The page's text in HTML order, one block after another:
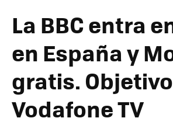
La BBC entra
en España y
gratis.
Vodafone TV